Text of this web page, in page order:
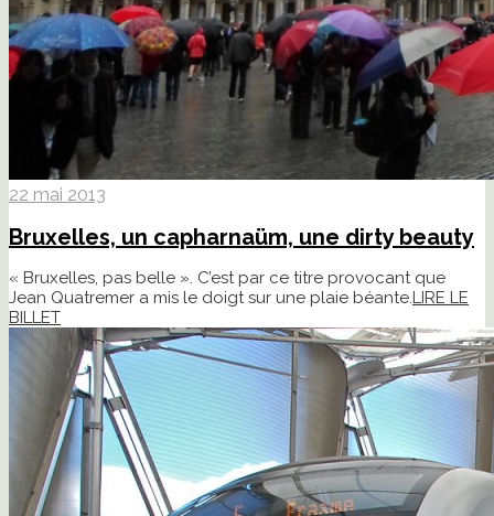
22 mai 2013
Bruxelles, un capharnaüm, une dirty beauty
« Bruxelles, pas belle ». C’est par ce titre provocant que
Jean Quatremer a mis le doigt sur une plaie béante.LIRE LE
BILLET